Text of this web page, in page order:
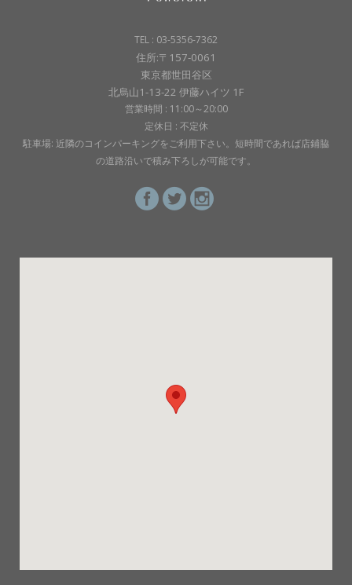
TEL : 03-5356-7362
住所:〒157-0061
東京都世田谷区
北烏山1-13-22 伊藤ハイツ 1F
営業時間 : 11:00～20:00
定休日 : 不定休
駐車場: 近隣のコインパーキングをご利用下さい。短時間であれば店鋪脇
の道路沿いで積み下ろしが可能です。